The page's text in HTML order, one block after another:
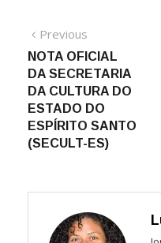
Navegação
de
Post
Previous
post:
NOTA OFICIAL
DA SECRETARIA
DA CULTURA DO
ESTADO DO
ESPÍRITO SANTO
(SECULT-ES)